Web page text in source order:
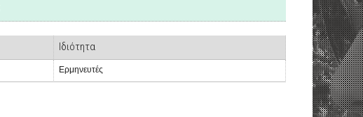
Ιδιότητα
Ερμηνευτές